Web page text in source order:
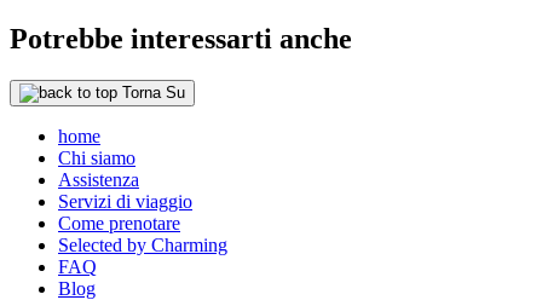
Potrebbe interessarti anche
Torna Su
home
Chi siamo
Assistenza
Servizi di viaggio
Come prenotare
Selected by Charming
FAQ
Blog